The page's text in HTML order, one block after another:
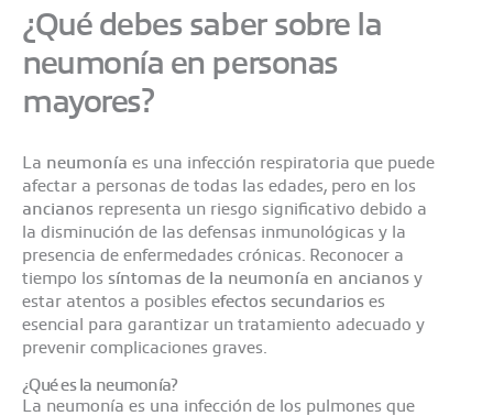
¿Qué debes saber sobre la
neumonía en personas
mayores?
La neumonía es una infección respiratoria que puede
afectar a personas de todas las edades, pero en los
ancianos representa un riesgo significativo debido a
la disminución de las defensas inmunológicas y la
presencia de enfermedades crónicas. Reconocer a
tiempo los síntomas de la neumonía en ancianos y
estar atentos a posibles efectos secundarios es
esencial para garantizar un tratamiento adecuado y
prevenir complicaciones graves.​
¿Qué es la neumonía?
La neumonía es una infección de los pulmones que